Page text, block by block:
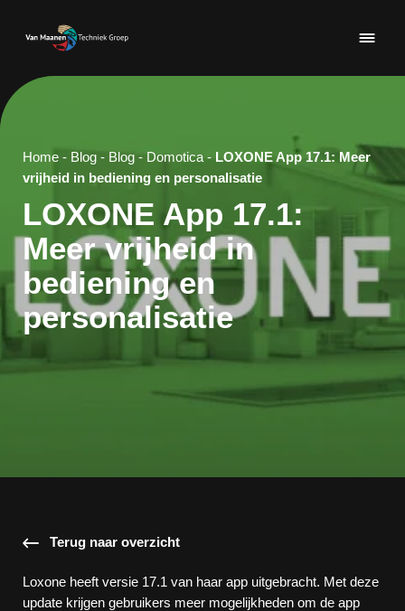
Home - Blog - Blog - Domotica - LOXONE App 17.1: Meer
vrijheid in bediening en personalisatie
LOXONE App 17.1:
Meer vrijheid in
bediening en
personalisatie
Terug naar overzicht
Loxone heeft versie 17.1 van haar app uitgebracht. Met deze
update krijgen gebruikers meer mogelijkheden om de app